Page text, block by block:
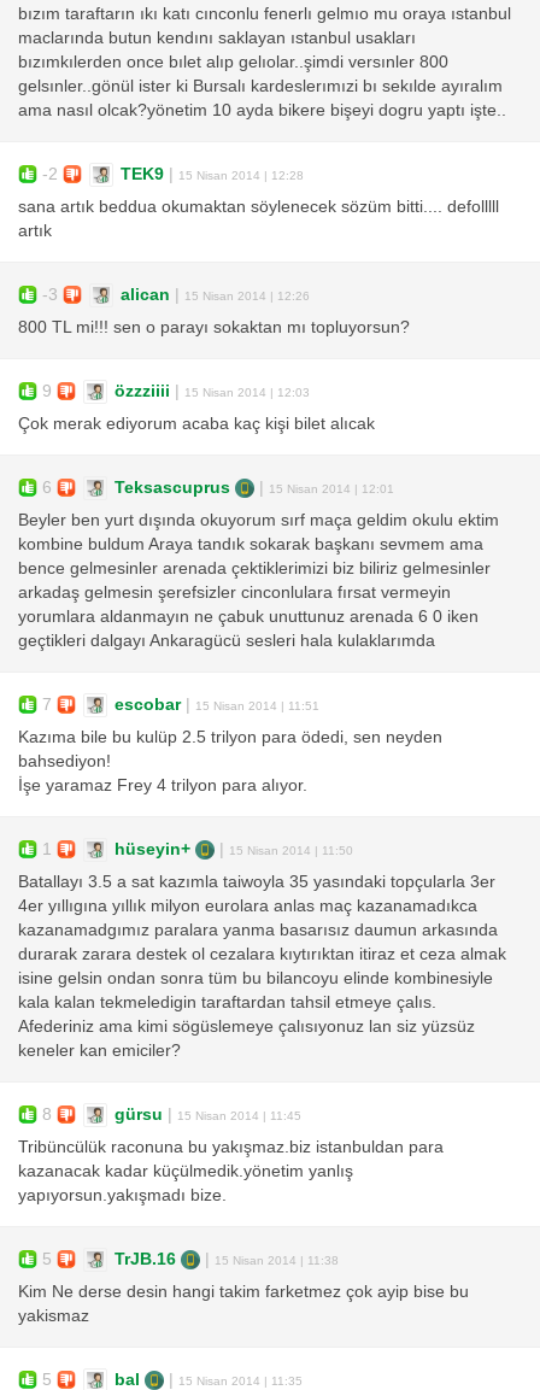
bızım taraftarın ıkı katı cınconlu fenerlı gelmıo mu oraya ıstanbul
maclarında butun kendını saklayan ıstanbul usakları
bızımkılerden once bılet alıp gelıolar..şimdi versınler 800
gelsınler..gönül ister ki Bursalı kardeslerımızi bı sekılde ayıralım
ama nasıl olcak?yönetim 10 ayda bikere bişeyi dogru yaptı işte..
-2 TEK9 | 15 Nisan 2014 | 12:28
sana artık beddua okumaktan söylenecek sözüm bitti.... defolllll
artık
-3 alican | 15 Nisan 2014 | 12:26
800 TL mi!!! sen o parayı sokaktan mı topluyorsun?
9 özzziiii | 15 Nisan 2014 | 12:03
Çok merak ediyorum acaba kaç kişi bilet alıcak
6 Teksascuprus | 15 Nisan 2014 | 12:01
Beyler ben yurt dışında okuyorum sırf maça geldim okulu ektim
kombine buldum Araya tandık sokarak başkanı sevmem ama
bence gelmesinler arenada çektiklerimizi biz biliriz gelmesinler
arkadaş gelmesin şerefsizler cinconlulara fırsat vermeyin
yorumlara aldanmayın ne çabuk unuttunuz arenada 6 0 iken
geçtikleri dalgayı Ankaragücü sesleri hala kulaklarımda
7 escobar| 15 Nisan 2014 | 11:51
Kazıma bile bu kulüp 2.5 trilyon para ödedi, sen neyden
bahsediyon!
İşe yaramaz Frey 4 trilyon para alıyor.
1 hüseyin+ | 15 Nisan 2014 | 11:50
Batallayı 3.5 a sat kazımla taiwoyla 35 yasındaki topçularla 3er
4er yıllıgına yıllık milyon eurolara anlas maç kazanamadıkca
kazanamadgımız paralara yanma basarısız daumun arkasında
durarak zarara destek ol cezalara kıytırıktan itiraz et ceza almak
isine gelsin ondan sonra tüm bu bilancoyu elinde kombinesiyle
kala kalan tekmeledigin taraftardan tahsil etmeye çalıs.
Afederiniz ama kimi sögüslemeye çalısıyonuz lan siz yüzsüz
keneler kan emiciler?
8 gürsu | 15 Nisan 2014 | 11:45
Tribüncülük raconuna bu yakışmaz.biz istanbuldan para
kazanacak kadar küçülmedik.yönetim yanlış
yapıyorsun.yakışmadı bize.
5 TrJB.16 | 15 Nisan 2014 | 11:38
Kim Ne derse desin hangi takim farketmez çok ayip bise bu
yakismaz
5 bal | 15 Nisan 2014 | 11:35